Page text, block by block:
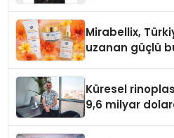
Mirabellix,
uzanan güçlü
Küresel
9,6 milyar